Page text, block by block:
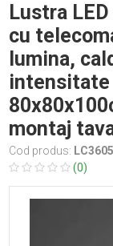
Lustra
cu
lumina,
intensitate
montaj
Cod produs: LC3605
(0)